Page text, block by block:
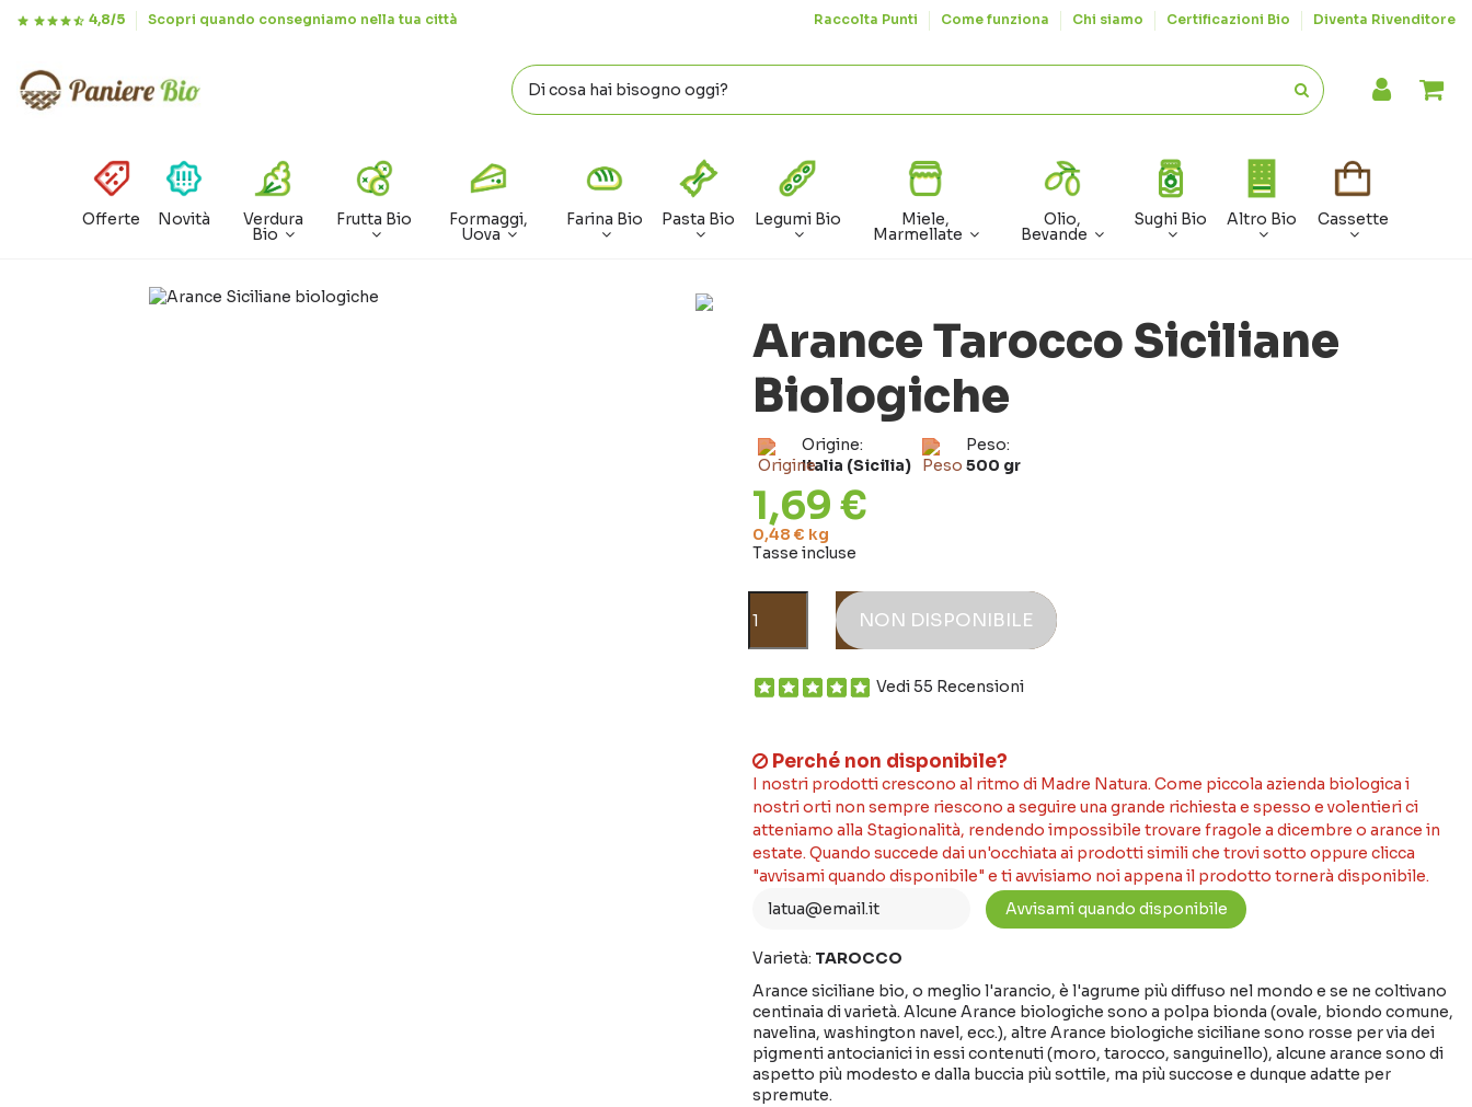
4,8/5 Scopri quando consegniamo nella tua città Raccolta Punti Come funziona Chi siamo Certificazioni Bio Diventa Rivenditore
Offerte Novità Verdura
Bio
Frutta Bio Formaggi,
Uova
Farina Bio Pasta Bio Legumi Bio Miele,
Marmellate
Olio,
Bevande
Sughi Bio Altro Bio Cassette
Arance Tarocco Siciliane
Biologiche
Origine:
Italia (Sicilia)
Peso:
500 gr
1,69 €
0,48 € kg
Tasse incluse
NON DISPONIBILE
Vedi 55 Recensioni
Perché non disponibile?
I nostri prodotti crescono al ritmo di Madre Natura. Come piccola azienda biologica i
nostri orti non sempre riescono a seguire una grande richiesta e spesso e volentieri ci
atteniamo alla Stagionalità, rendendo impossibile trovare fragole a dicembre o arance in
estate. Quando succede dai un'occhiata ai prodotti simili che trovi sotto oppure clicca
"avvisami quando disponibile" e ti avvisiamo noi appena il prodotto tornerà disponibile.
Varietà: TAROCCO
Arance siciliane bio, o meglio l'arancio, è l'agrume più diffuso nel mondo e se ne coltivano
centinaia di varietà. Alcune Arance biologiche sono a polpa bionda (ovale, biondo comune,
navelina, washington navel, ecc.), altre Arance biologiche siciliane sono rosse per via dei
pigmenti antocianici in essi contenuti (moro, tarocco, sanguinello), alcune arance sono di
aspetto più modesto e dalla buccia più sottile, ma più succose e dunque adatte per
spremute.